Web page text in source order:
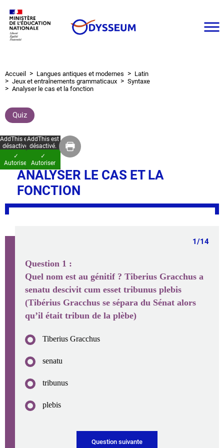
contenu
principal
Fil
d'Ariane
Accueil Langues antiques et modernes
Latin
Jeux et entraînements grammaticaux
Syntaxe
Analyser le cas et la fonction
Quiz
AddThis est
désactivé.
✓
Autoriser
AddThis est
désactivé.
✓
Autoriser
ANALYSER LE CAS ET LA
FONCTION
Question 1 :
Quel nom est au génitif ? Tiberius Gracchus a
senatu descivit cum esset tribunus plebis
(Tibérius Gracchus se sépara du Sénat alors
qu’il était tribun de la plèbe)
1/14
Tiberius Gracchus
senatu
tribunus
plebis